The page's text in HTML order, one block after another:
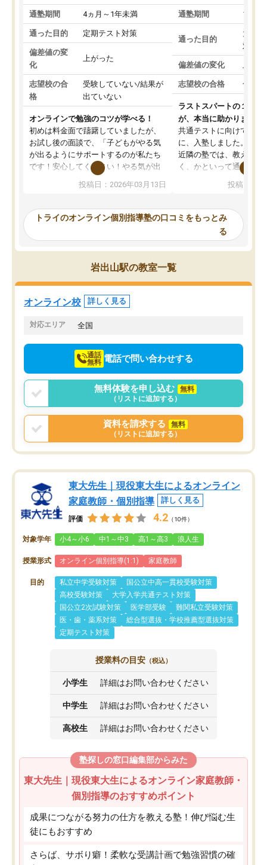
通塾期間 4ヵ月～1年未満
通った目的 定期テスト対策
偏差値の変
化
上がった
志望校の合
格
受験していない/結果が
出ていない
オンラインで勉強のコツが学べる！
初めは料金面で躊躇していましたが、
お試し後の面談で、「子どもがやる気
が出るようにサポートするのが私たち
です！安心してください！やる気が出
ないのは私たち講師の責任です」と言
ってくださり、確かに！と考えて、思
ったんですが、学生の先生から学ぶこ
み、徐々に成績が上がったらいいなと
思っていました。何が今足りないのか
を的確に指導いただき、子どももびっ
くりするほど楽しんでやる気を持って
塾を受けています。狙い通り、少しず
つ成績も上がり、苦手意識も無くなっ
てきたので、さらに苦手な数学も追加
でお願いしました。来年の高校受験に
投稿日：2026年03月13日
通塾期間 1～3
通った目的
大学
対策
偏差値の変化
志望校の合格 合格
ラストスパートの１か月
が、本当に助かりました
共通テストに向けての追
に、入塾しました。田舎
近隣の塾では、教えても
く、かといって通うには
可能なので本当に助か
らないところをピンポイ
頂いて、とてもわかり
していました。一生を
スト、多少お金がかかっ
投稿日：
トライのオンライン個別指導塾の口コミをもっとみ
る
岩出山駅の教室一覧
オンライン校 詳しく見る
対応エリア 全国
通話
無料 電話で問い合わせする
無料体験を申し込む
無料
（リストに追加する）
資料を請求する
無料
（リストに追加する）
東大先生｜現役東大生によるオンライン
家庭教師・個別指導
詳しく見る
評価 4.2 （10件）
対象学年 小4～小6 中1～中3 高1～高3 浪人生
授業形式 オンライン個別指導(1:1) 家庭教師
目的 私立中学受験対策
国公立中高一貫校受験対策
高校受験対策
大学入学共通テスト対策
国公立2次試験対策
医学部受験
難関私立受験対策
医・歯・薬系対策
総合型選抜・学校推薦型選抜対策
定期テスト対策
授業料の目安 （税込）
小学生 詳細はお問い合わせください
中学生 詳細はお問い合わせください
高校生 詳細はお問い合わせください
塾探しの窓口編集部からみた
東大先生｜現役東大生によるオンライン家庭教師・
個別指導のおすすめポイント
成果につながる努力の仕方を教える塾！伸び悩む生
徒にもおすすめ
さらば、サボり癖！柔軟な受講計画で勉強習慣の確